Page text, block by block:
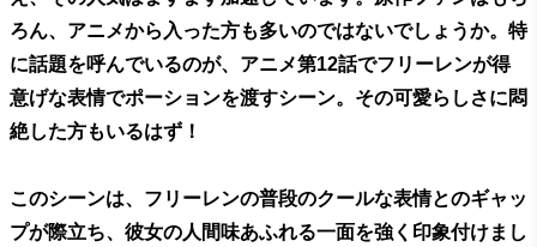
ろん、アニメから入った方も多いのではないでしょうか。特
に話題を呼んでいるのが、アニメ第12話でフリーレンが得
意げな表情でポーションを渡すシーン。その可愛らしさに悶
絶した方もいるはず！
このシーンは、フリーレンの普段のクールな表情とのギャッ
プが際立ち、彼女の人間味あふれる一面を強く印象付けまし